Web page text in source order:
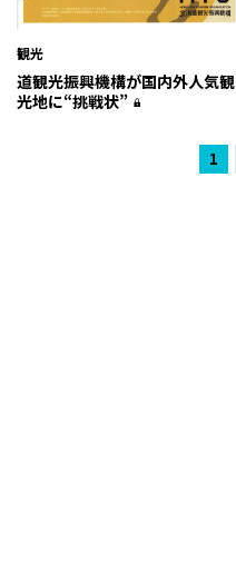
観光
道観光振興機構が国内外人気観
光地に“挑戦状”
1